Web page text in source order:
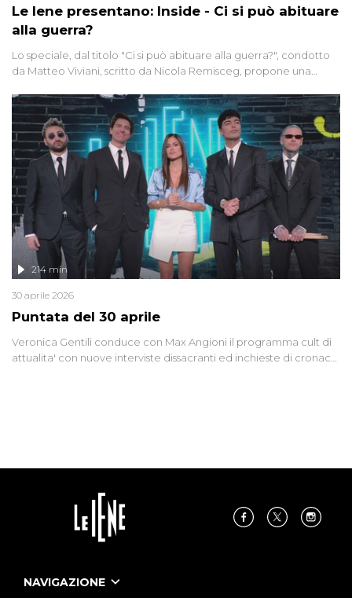
Le Iene presentano: Inside - Ci si può abituare
alla guerra?
Lo speciale, dal titolo "Ci si può abituare alla guerra?", condotto
da Matteo Viviani, scritto da Nicola Remisceg, propone una
di settore - su quanto la guerra sia diventata una realtà pervasiva.
Anche se l'Italia non è direttamente coinvolta in conflitti armati, il
contesto globale rende impossibile considerarla un fenomeno
lontano.
Puntata del 30 aprile
214 min
30 aprile 2026
Veronica Gentili conduce con Max Angioni il programma cult di
attualita' con nuove interviste dissacranti ed inchieste di cronaca
NAVIGAZIONE